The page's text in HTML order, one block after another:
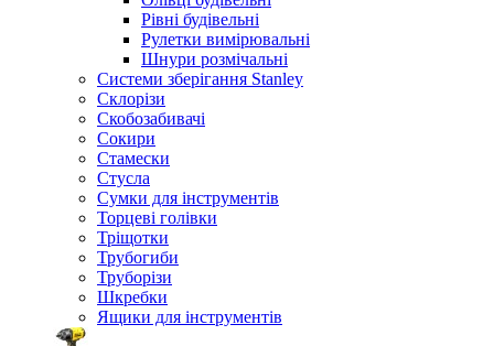
Рівні будівельні
Рулетки вимірювальні
Шнури розмічальні
Системи зберігання Stanley
Склорізи
Скобозабивачі
Сокири
Стамески
Стусла
Сумки для інструментів
Торцеві голівки
Тріщотки
Трубогиби
Труборізи
Шкребки
Ящики для інструментів